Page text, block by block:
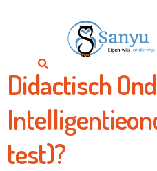
Didactisch
test)?